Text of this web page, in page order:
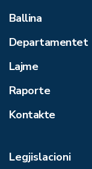
Ballina
Departamentet
Lajme
Raporte
Kontakte
Legjislacioni